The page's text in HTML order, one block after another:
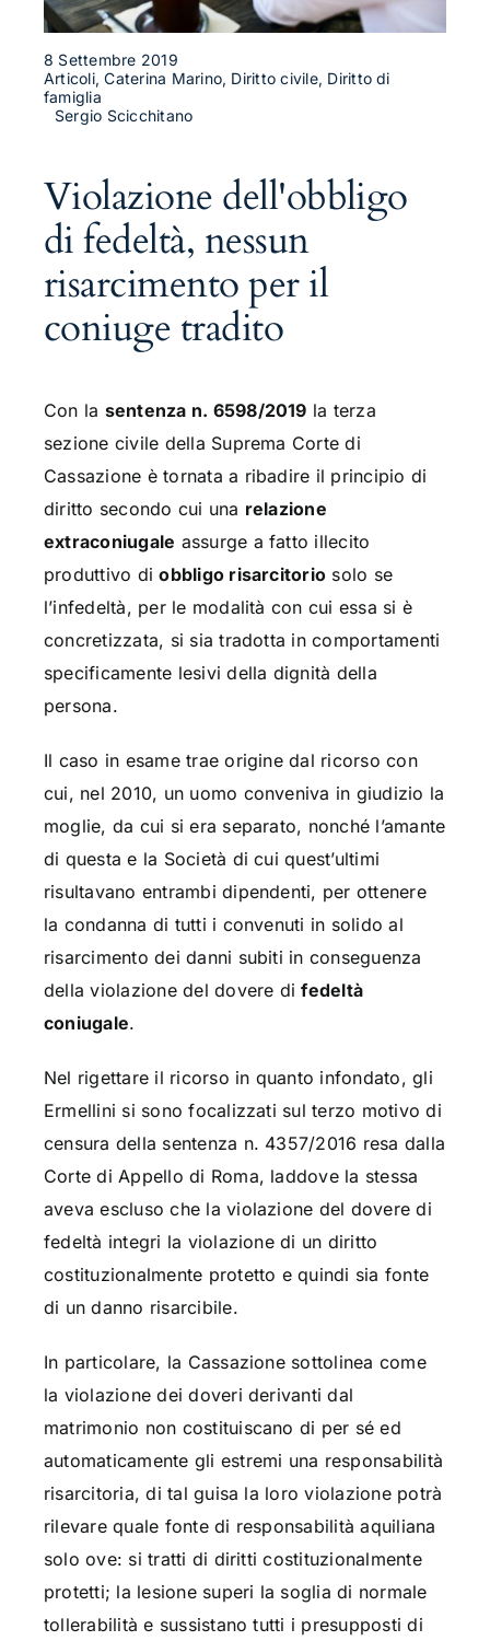
8 Settembre 2019
Articoli, Caterina Marino, Diritto civile, Diritto di
famiglia
Sergio Scicchitano
Violazione dell'obbligo
di fedeltà, nessun
risarcimento per il
coniuge tradito
Con la sentenza n. 6598/2019 la terza
sezione civile della Suprema Corte di
Cassazione è tornata a ribadire il principio di
diritto secondo cui una relazione
extraconiugale assurge a fatto illecito
produttivo diobbligo risarcitorio solo se
l’infedeltà, per le modalità con cui essa si è
concretizzata, si sia tradotta in comportamenti
specificamente lesivi della dignità della
persona.
Il caso in esame trae origine dal ricorso con
cui, nel 2010, un uomo conveniva in giudizio la
moglie, da cui si era separato, nonché l’amante
di questa e la Società di cui quest’ultimi
risultavano entrambi dipendenti, per ottenere
la condanna di tutti i convenuti in solido al
risarcimento dei danni subiti in conseguenza
della violazione del dovere difedeltà
coniugale.
Nel rigettare il ricorso in quanto infondato, gli
Ermellini si sono focalizzati sul terzo motivo di
censura della sentenza n. 4357/2016 resa dalla
Corte di Appello di Roma, laddove la stessa
aveva escluso che la violazione del dovere di
fedeltà integri la violazione di un diritto
costituzionalmente protetto e quindi sia fonte
di un danno risarcibile.
In particolare, la Cassazione sottolinea come
la violazione dei doveri derivanti dal
matrimonio non costituiscano di per sé ed
automaticamente gli estremi una responsabilità
risarcitoria, di tal guisa la loro violazione potrà
rilevare quale fonte di responsabilità aquiliana
solo ove: si tratti di diritti costituzionalmente
protetti; la lesione superi la soglia di normale
tollerabilità e sussistano tutti i presupposti di